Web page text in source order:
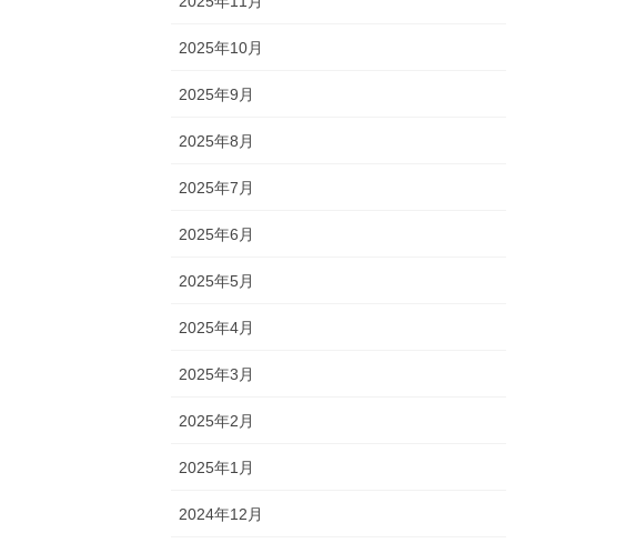
2025年10月
2025年9月
2025年8月
2025年7月
2025年6月
2025年5月
2025年4月
2025年3月
2025年2月
2025年1月
2024年12月